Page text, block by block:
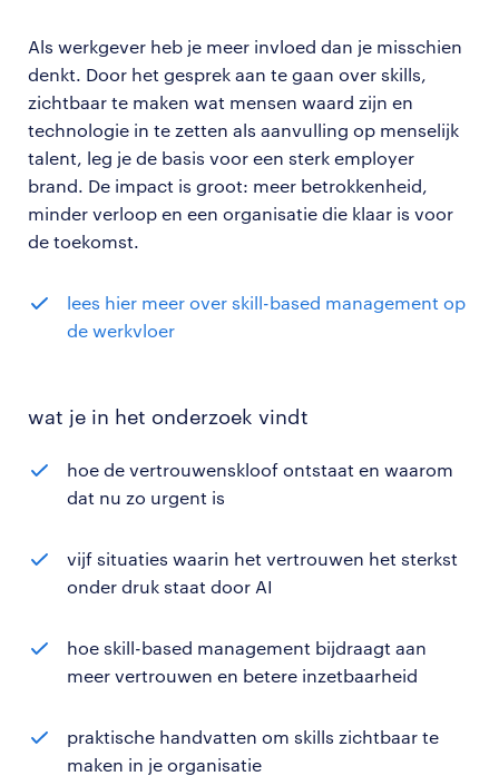
Als werkgever heb je meer invloed dan je misschien
denkt. Door het gesprek aan te gaan over skills,
zichtbaar te maken wat mensen waard zijn en
technologie in te zetten als aanvulling op menselijk
talent, leg je de basis voor een sterk employer
brand. De impact is groot: meer betrokkenheid,
minder verloop en een organisatie die klaar is voor
de toekomst.
lees hier meer over skill-based management op
de werkvloer
wat je in het onderzoek vindt
hoe de vertrouwenskloof ontstaat en waarom
dat nu zo urgent is
vijf situaties waarin het vertrouwen het sterkst
onder druk staat door AI
hoe skill-based management bijdraagt aan
meer vertrouwen en betere inzetbaarheid
praktische handvatten om skills zichtbaar te
maken in je organisatie